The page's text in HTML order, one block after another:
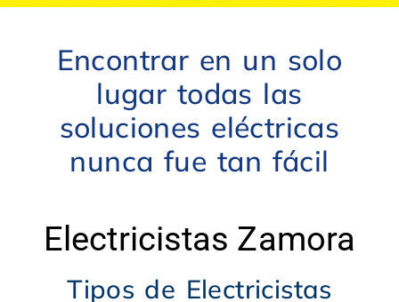
Encontrar en un solo
lugar todas las
soluciones eléctricas
nunca fue tan fácil
Electricistas Zamora
Tipos de Electricistas